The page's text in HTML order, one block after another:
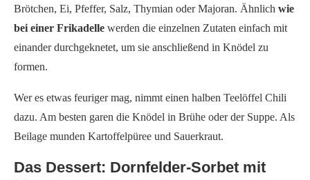
Brötchen, Ei, Pfeffer, Salz, Thymian oder Majoran. Ähnlich wie
bei einer Frikadelle werden die einzelnen Zutaten einfach mit
einander durchgeknetet, um sie anschließend in Knödel zu
formen.
Wer es etwas feuriger mag, nimmt einen halben Teelöffel Chili
dazu. Am besten garen die Knödel in Brühe oder der Suppe. Als
Beilage munden Kartoffelpüree und Sauerkraut.
Das Dessert: Dornfelder-Sorbet mit